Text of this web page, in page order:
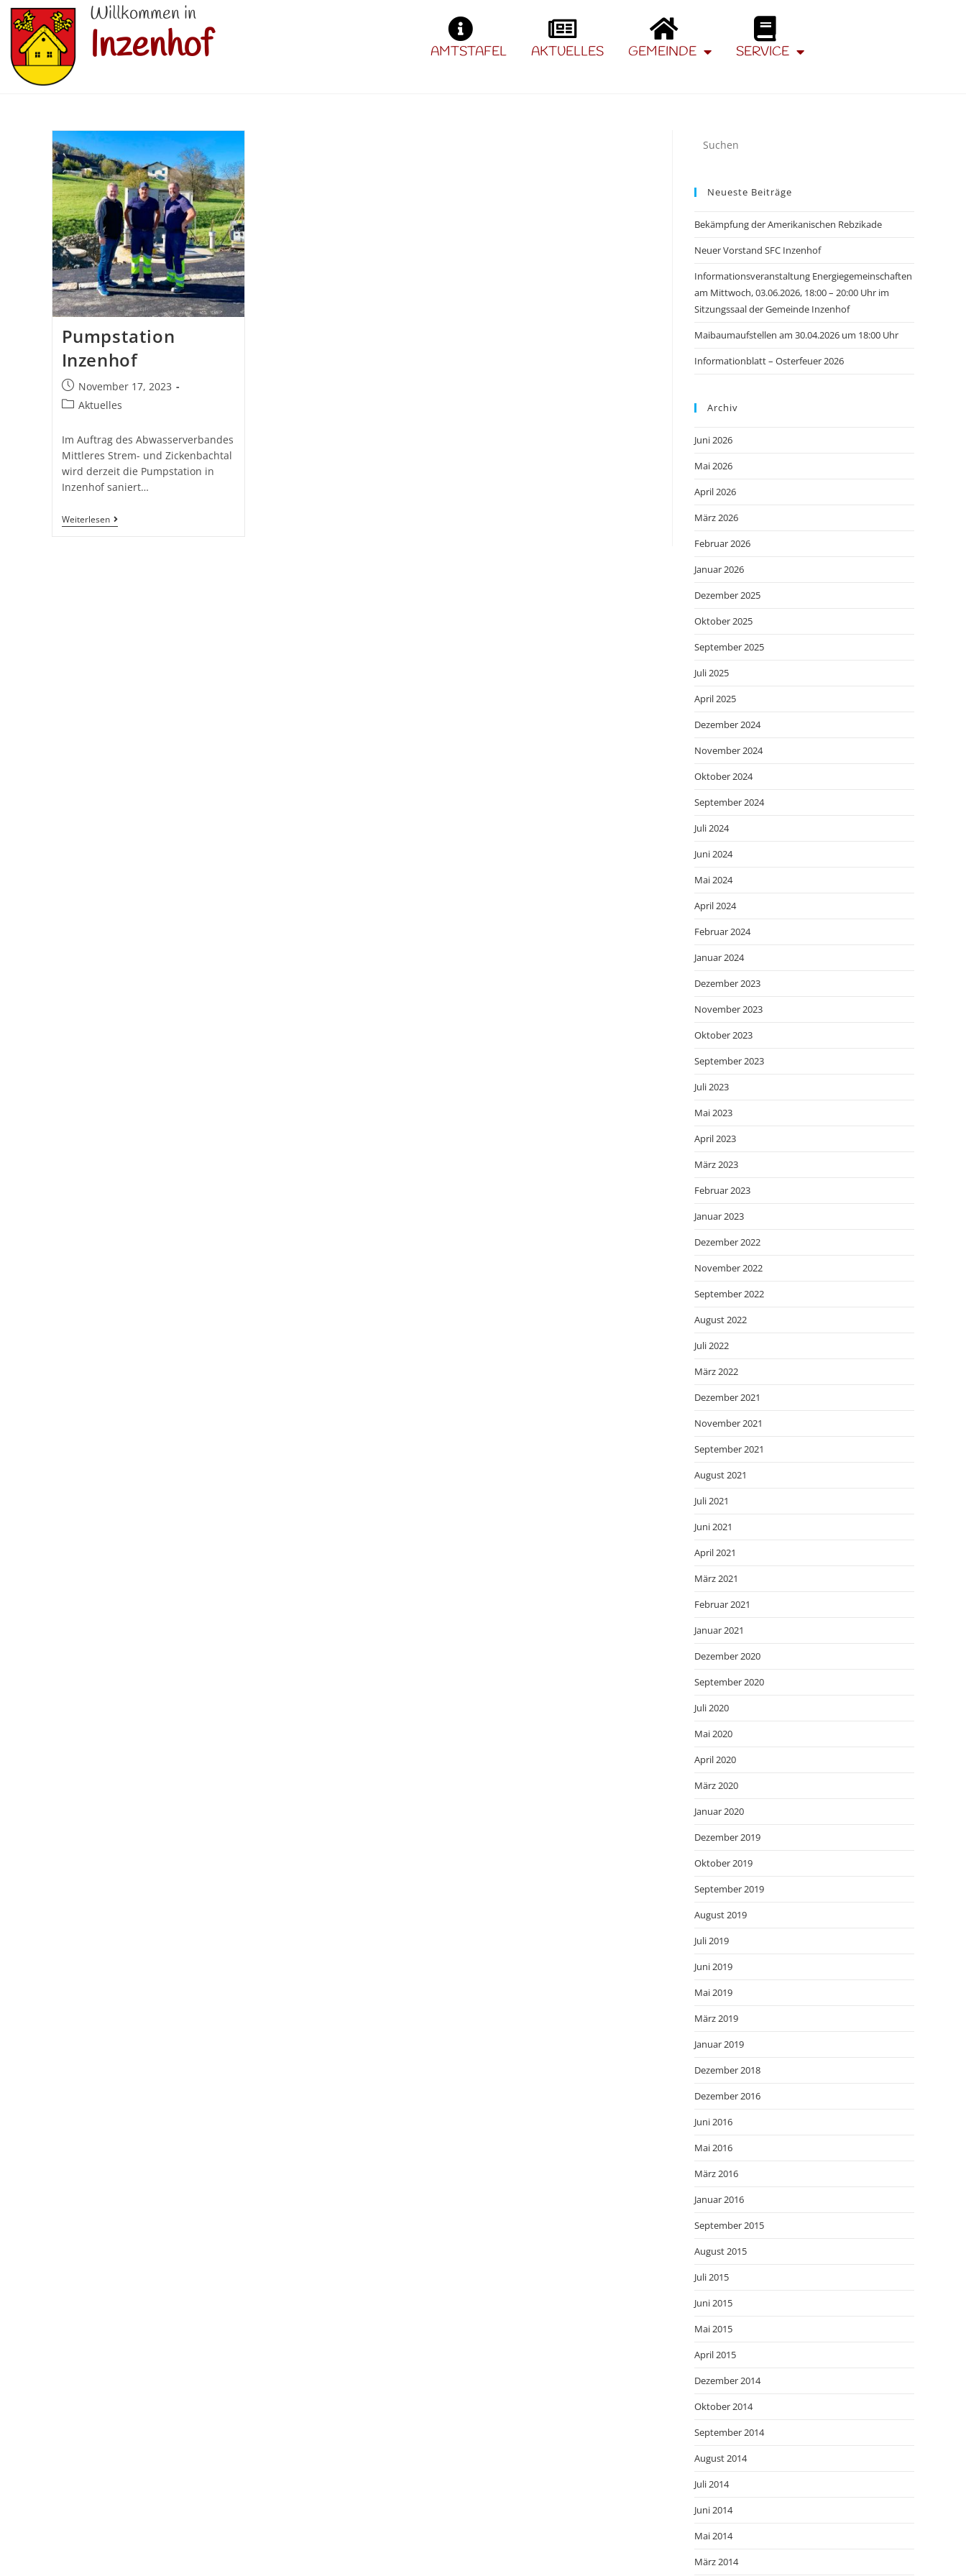
Willkommen in
Inzenhof AMTSTAFEL AKTUELLES GEMEINDE SERVICE
Pumpstation
Inzenhof
November 17, 2023
Aktuelles
Im Auftrag des Abwasserverbandes
Mittleres Strem- und Zickenbachtal
wird derzeit die Pumpstation in
Inzenhof saniert…
Weiterlesen
Neueste Beiträge
Bekämpfung der Amerikanischen Rebzikade
Neuer Vorstand SFC Inzenhof
Informationsveranstaltung Energiegemeinschaften
am Mittwoch, 03.06.2026, 18:00 – 20:00 Uhr im
Sitzungssaal der Gemeinde Inzenhof
Maibaumaufstellen am 30.04.2026 um 18:00 Uhr
Informationblatt – Osterfeuer 2026
Archiv
Juni 2026
Mai 2026
April 2026
März 2026
Februar 2026
Januar 2026
Dezember 2025
Oktober 2025
September 2025
Juli 2025
April 2025
Dezember 2024
November 2024
Oktober 2024
September 2024
Juli 2024
Juni 2024
Mai 2024
April 2024
Februar 2024
Januar 2024
Dezember 2023
November 2023
Oktober 2023
September 2023
Juli 2023
Mai 2023
April 2023
März 2023
Februar 2023
Januar 2023
Dezember 2022
November 2022
September 2022
August 2022
Juli 2022
März 2022
Dezember 2021
November 2021
September 2021
August 2021
Juli 2021
Juni 2021
April 2021
März 2021
Februar 2021
Januar 2021
Dezember 2020
September 2020
Juli 2020
Mai 2020
April 2020
März 2020
Januar 2020
Dezember 2019
Oktober 2019
September 2019
August 2019
Juli 2019
Juni 2019
Mai 2019
März 2019
Januar 2019
Dezember 2018
Dezember 2016
Juni 2016
Mai 2016
März 2016
Januar 2016
September 2015
August 2015
Juli 2015
Juni 2015
Mai 2015
April 2015
Dezember 2014
Oktober 2014
September 2014
August 2014
Juli 2014
Juni 2014
Mai 2014
März 2014